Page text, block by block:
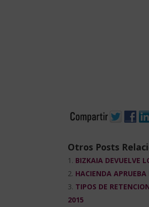
Otros Posts
BIZKAIA DEVUELVE
HACIENDA
TIPOS DE
2015